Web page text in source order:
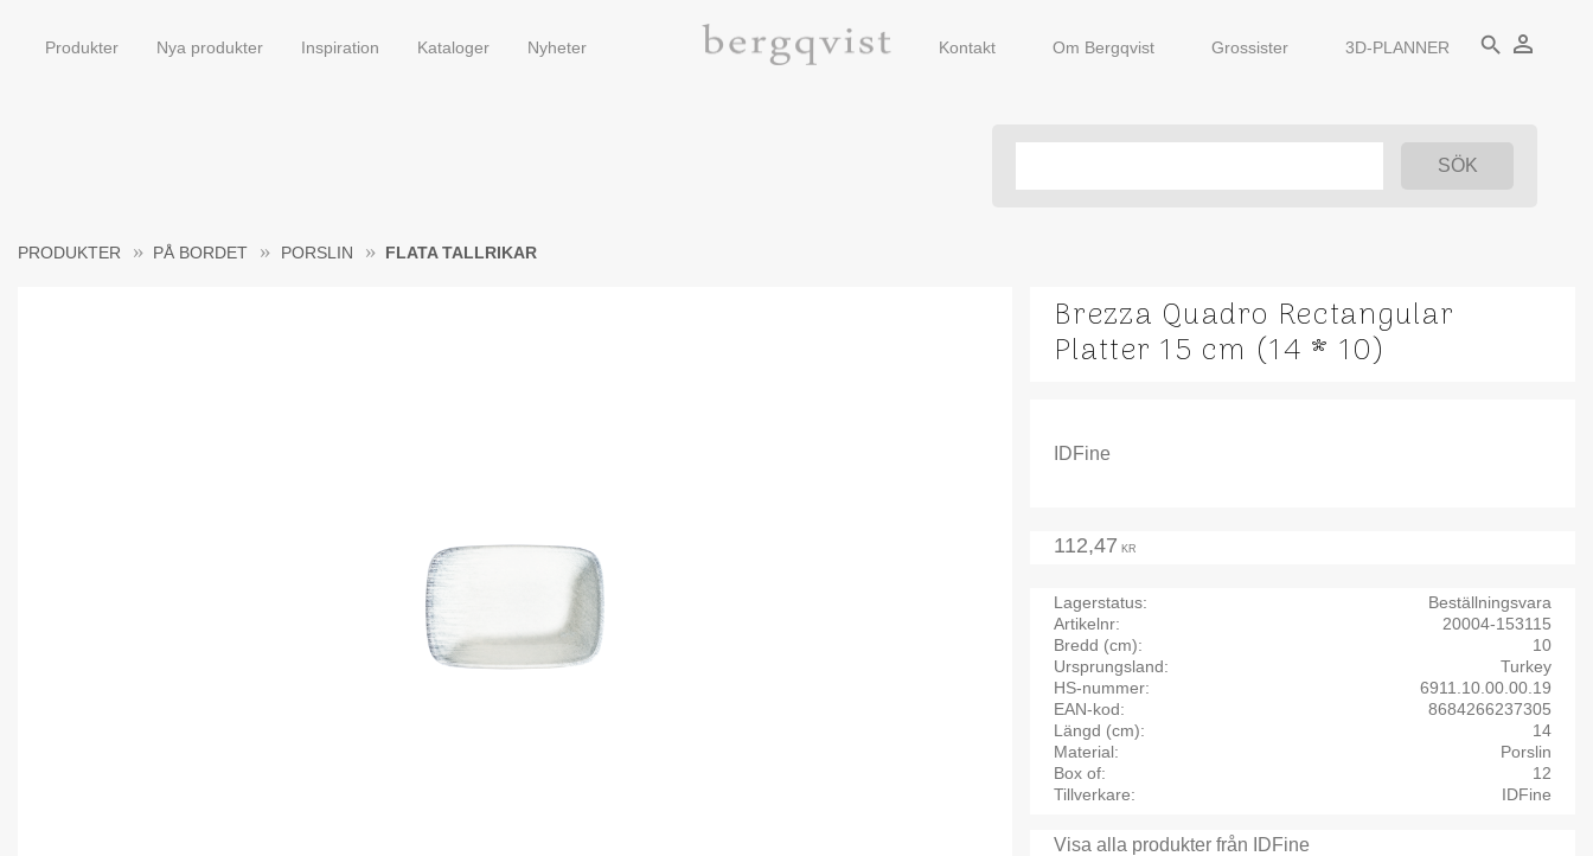
Produkter Nya produkter Inspiration Kataloger Nyheter Kontakt Om Bergqvist Grossister 3D-PLANNER search person_outline
PRODUKTER PÅ BORDET PORSLIN FLATA TALLRIKAR
Brezza Quadro Rectangular
Platter 15 cm (14 * 10)
IDFine
112,47 KR
Lagerstatus
Beställningsvara
Artikelnr
20004-153115
Bredd (cm)
10
Ursprungsland
Turkey
HS-nummer
6911.10.00.00.19
EAN-kod
8684266237305
Längd (cm)
14
Material
Porslin
Box of
12
Tillverkare
IDFine
Visa alla produkter från IDFine